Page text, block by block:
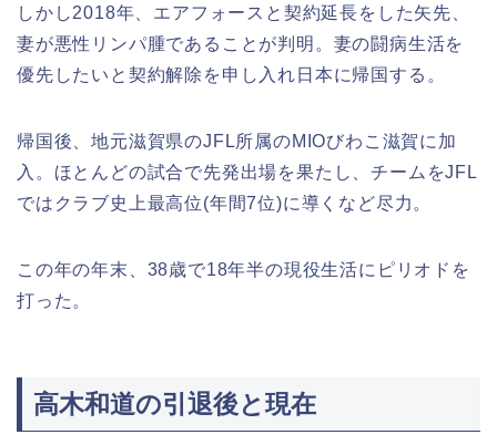
しかし2018年、エアフォースと契約延長をした矢先、
妻が悪性リンパ腫であることが判明。妻の闘病生活を
優先したいと契約解除を申し入れ日本に帰国する。
帰国後、地元滋賀県のJFL所属のMIOびわこ滋賀に加
入。ほとんどの試合で先発出場を果たし、チームをJFL
ではクラブ史上最高位(年間7位)に導くなど尽力。
この年の年末、38歳で18年半の現役生活にピリオドを
打った。
高木和道の引退後と現在